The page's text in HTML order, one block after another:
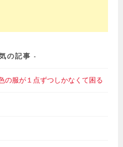
の記事
の服が１点ずつしかなくて困る